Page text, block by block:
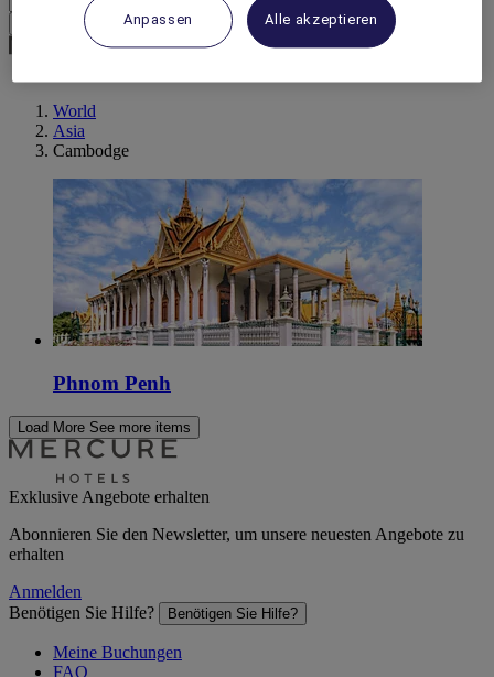
Meine Währung bestätigen
World
Asia
Cambodge
Phnom Penh
Load More See more items
Exklusive Angebote erhalten
Abonnieren Sie den Newsletter, um unsere neuesten Angebote zu
erhalten
Anmelden
Benötigen Sie Hilfe?
Benötigen Sie Hilfe?
Meine Buchungen
FAQ
Anpassen Alle akzeptieren